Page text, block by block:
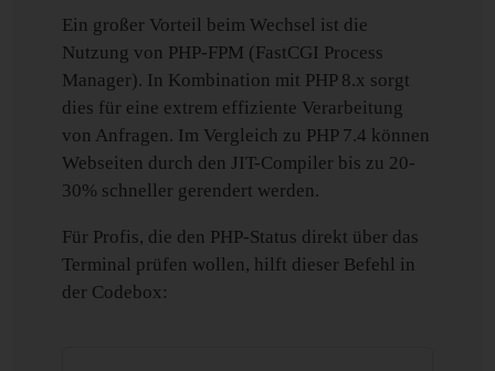
Ein großer Vorteil beim Wechsel ist die
Nutzung von PHP-FPM (FastCGI Process
Manager). In Kombination mit PHP 8.x sorgt
dies für eine extrem effiziente Verarbeitung
von Anfragen. Im Vergleich zu PHP 7.4 können
Webseiten durch den JIT-Compiler bis zu 20-
30% schneller gerendert werden.
Für Profis, die den PHP-Status direkt über das
Terminal prüfen wollen, hilft dieser Befehl in
der Codebox: